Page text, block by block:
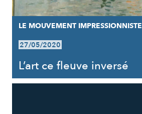
LE MOUVEMENT IMPRESSIONNISTE
27/05/2020
L’art ce fleuve inversé